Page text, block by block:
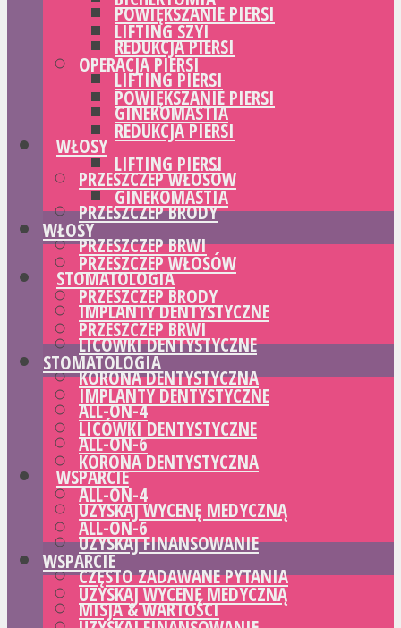
POWIĘKSZANIE PIERSI
REDUKCJA PIERSI
LIFTING PIERSI
GINEKOMASTIA
WŁOSY
PRZESZCZEP WŁOSÓW
PRZESZCZEP BRODY
PRZESZCZEP BRWI
STOMATOLOGIA
IMPLANTY DENTYSTYCZNE
LICÓWKI DENTYSTYCZNE
KORONA DENTYSTYCZNA
ALL-ON-4
ALL-ON-6
WSPARCIE
UZYSKAJ WYCENĘ MEDYCZNĄ
UZYSKAJ FINANSOWANIE
CZĘSTO ZADAWANE PYTANIA
MISJA & WARTOŚCI
LIFTING SZYI
OPERACJA PIERSI
POWIĘKSZANIE PIERSI
REDUKCJA PIERSI
LIFTING PIERSI
GINEKOMASTIA
WŁOSY
PRZESZCZEP WŁOSÓW
PRZESZCZEP BRODY
PRZESZCZEP BRWI
STOMATOLOGIA
IMPLANTY DENTYSTYCZNE
LICÓWKI DENTYSTYCZNE
KORONA DENTYSTYCZNA
ALL-ON-4
ALL-ON-6
WSPARCIE
UZYSKAJ WYCENĘ MEDYCZNĄ